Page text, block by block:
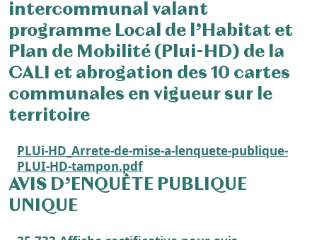
intercommunal valant
programme Local de l’Habitat et
Plan de Mobilité (Plui-HD) de la
CALI et abrogation des 10 cartes
communales en vigueur sur le
territoire
PLUi-HD_Arrete-de-mise-a-lenquete-publique-
PLUI-HD-tampon.pdf
AVIS D’ENQUÊTE PUBLIQUE
UNIQUE